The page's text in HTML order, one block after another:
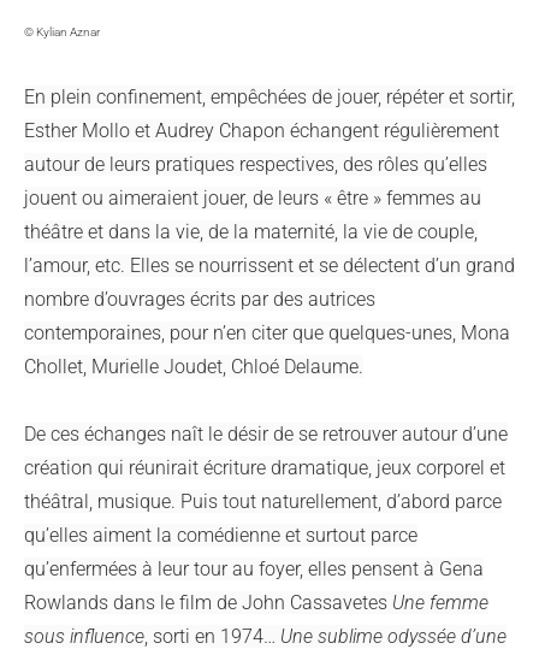
© Kylian Aznar
En plein confinement, empêchées de jouer, répéter et sortir,
Esther Mollo et Audrey Chapon échangent régulièrement
autour de leurs pratiques respectives, des rôles qu’elles
jouent ou aimeraient jouer, de leurs « être » femmes au
théâtre et dans la vie, de la maternité, la vie de couple,
l’amour, etc. Elles se nourrissent et se délectent d’un grand
nombre d’ouvrages écrits par des autrices
contemporaines, pour n’en citer que quelques-unes, Mona
Chollet, Murielle Joudet, Chloé Delaume.
De ces échanges naît le désir de se retrouver autour d’une
création qui réunirait écriture dramatique, jeux corporel et
théâtral, musique. Puis tout naturellement, d’abord parce
qu’elles aiment la comédienne et surtout parce
qu’enfermées à leur tour au foyer, elles pensent à Gena
Rowlands dans le film de John Cassavetes Une femme
sous influence, sorti en 1974… Une sublime odyssée d’une